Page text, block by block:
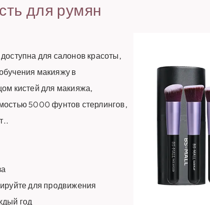
для румян
для салонов красоты,
макияжу в
кистей для макияжа,
5000 фунтов стерлингов,
для продвижения
год